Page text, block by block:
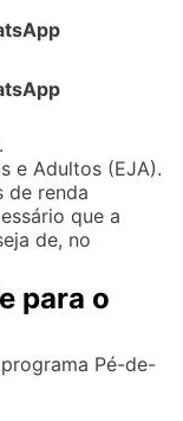
e Adultos (EJA).
de renda
que a
de, no
para o
Pé-de-